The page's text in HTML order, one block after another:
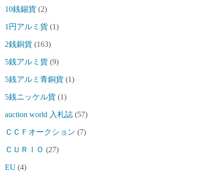
10銭錫貨 (2)
1円アルミ貨 (1)
2銭銅貨 (163)
5銭アルミ貨 (9)
5銭アルミ青銅貨 (1)
5銭ニッケル貨 (1)
auction world 入札誌 (57)
ＣＣＦオークション (7)
ＣＵＲＩＯ (27)
EU (4)